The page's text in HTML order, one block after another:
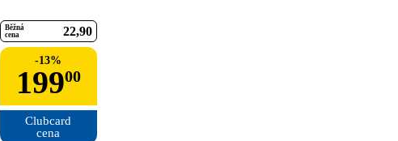
Běžná
cena
22 90
-13%
19900
Clubcard
cena